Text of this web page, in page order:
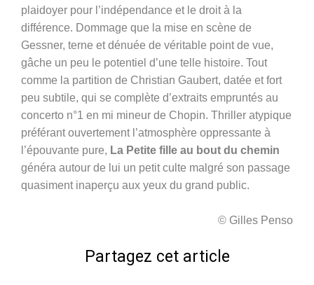
plaidoyer pour l’indépendance et le droit à la
différence. Dommage que la mise en scène de
Gessner, terne et dénuée de véritable point de vue,
gâche un peu le potentiel d’une telle histoire. Tout
comme la partition de Christian Gaubert, datée et fort
peu subtile, qui se complète d’extraits empruntés au
concerto n°1 en mi mineur de Chopin. Thriller atypique
préférant ouvertement l’atmosphère oppressante à
l’épouvante pure, La Petite fille au bout du chemin
généra autour de lui un petit culte malgré son passage
quasiment inaperçu aux yeux du grand public.
© Gilles Penso
Partagez cet article